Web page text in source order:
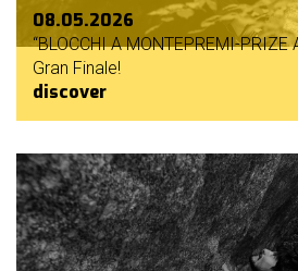
08.05.2026
“BLOCCHI A MONTEPREMI-PRIZE
Gran Finale!
discover